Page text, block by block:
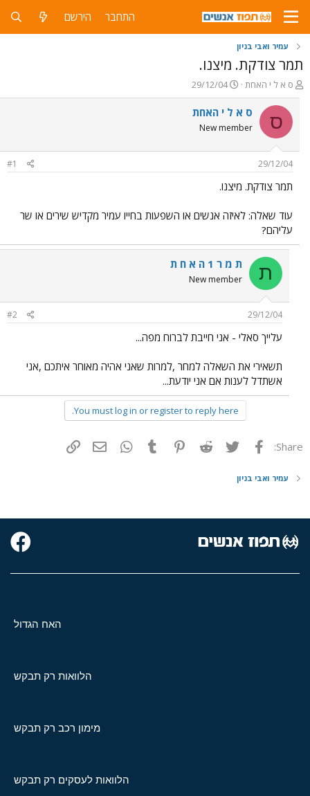
התחבר הירשם
עמיר ואבי בניון
תמר צודקת. מיצנו.
פ
ו
ת
ח
ה
ש
א
ס א ל י האחת
פ
ו
ר
ם
ר
29/12/04
ס ס א ל י האחת
New member
29/12/04
#1
תמר צודקת. מיצנו.
עוד שאלה: לאיזה אנשים או השפעות בחייו עמיר מקדיש שירים או שר
עליהם?
ת ת מ ר 1 ה א ח ת
New member
29/12/04
#2
עלייך סאלי - אני חייבת לברוח מפה...
תשאירי את השאלה למחר ,למרות שאני אהיה מאוחר איתכם ,אני
אשתדל לענות אם אני יודעת...
You must log in or register to reply here.
Share: פייסבוק Twitter
Reddit
Pinterest
Tumblr
WhatsAppדואר אלקטרוני
עמיר ואבי בניון
האח הגדול
הלוואות רק תבקש
מימון רכב רק תבקש
הלוואות לעסקים רק תבקש